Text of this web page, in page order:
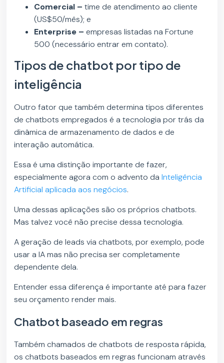
Comercial – time de atendimento ao cliente
(US$50/mês); e
Enterprise – empresas listadas na Fortune
500 (necessário entrar em contato).
Tipos de chatbot por tipo de
inteligência
Outro fator que também determina tipos diferentes
de chatbots empregados é a tecnologia por trás da
dinâmica de armazenamento de dados e de
interação automática.
Essa é uma distinção importante de fazer,
especialmente agora com o advento daInteligência
Artificial aplicada aos negócios.
Uma dessas aplicações são os próprios chatbots.
Mas talvez você não precise dessa tecnologia.
A geração de leads via chatbots, por exemplo, pode
usar a IA mas não precisa ser completamente
dependente dela.
Entender essa diferença é importante até para fazer
seu orçamento render mais.
Chatbot baseado em regras
Também chamados de chatbots de resposta rápida,
os chatbots baseados em regras funcionam através